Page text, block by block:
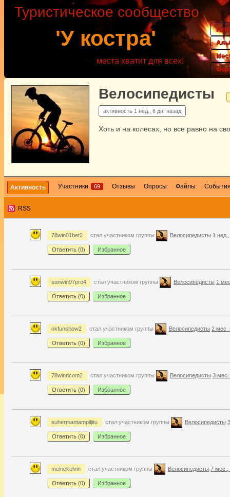
'У костра'
Туристическое сообщество
места хватит для всех!
Велосипедисты
активность 1 нед., 6 дн. назад
Хоть и на колесах, но все равно на
Активность Участники 69 Отзывы Опросы Файлы
RSS
78win01bet2 стал участником группы Велосипедисты 1
Ответить (0) Избранное
sunwin97pro4 стал участником группы Велосипедисты 1
Ответить (0) Избранное
okfunshow2 стал участником группы Велосипедисты 2 мес.
Ответить (0) Избранное
78windcom2 стал участником группы Велосипедисты 3 мес.
Ответить (0) Избранное
suhermantampiljitu стал участником группы Велосипедисты
Ответить (0) Избранное
meinekelvin стал участником группы Велосипедисты 7 мес.,
Ответить (0) Избранное